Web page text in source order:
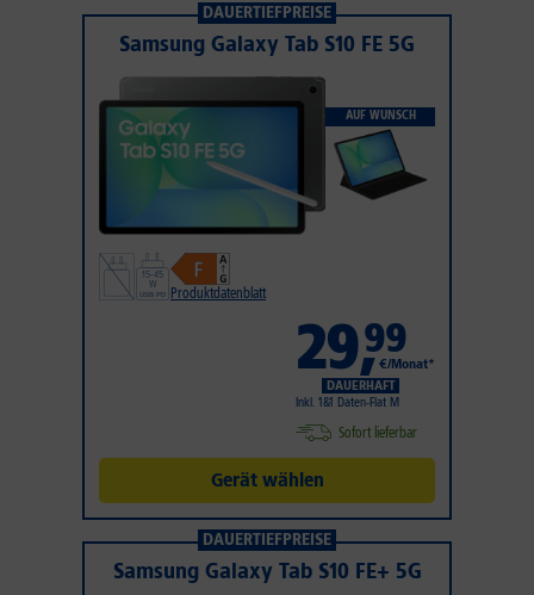
DAUERTIEFPREISE
Samsung Galaxy Tab S10 FE 5G
AUF WUNSCH
Produktdatenblatt
29,99
€/Monat*
DAUERHAFT
Inkl. 1&1 Daten-Flat M
Sofort lieferbar
Gerät wählen
DAUERTIEFPREISE
Samsung Galaxy Tab S10 FE+ 5G